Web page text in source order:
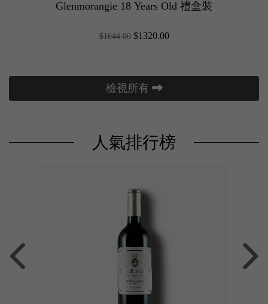
Glenmorangie 18 Years Old 禮盒裝
$1644.00 $1320.00
檢視所有
人氣排行榜